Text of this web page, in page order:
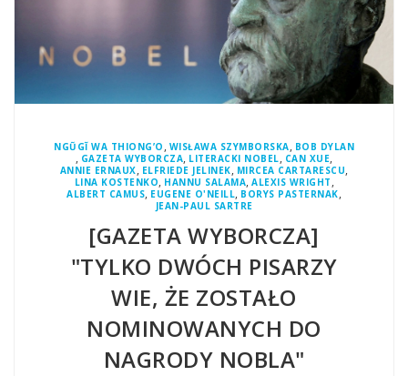
NGŨGĨ WA THIONG’O , WISŁAWA SZYMBORSKA, BOB DYLAN
, GAZETA WYBORCZA, LITERACKI NOBEL, CAN XUE,
ANNIE ERNAUX, ELFRIEDE JELINEK, MIRCEA CARTARESCU,
LINA KOSTENKO, HANNU SALAMA, ALEXIS WRIGHT ,
ALBERT CAMUS, EUGENE O'NEILL, BORYS PASTERNAK,
JEAN-PAUL SARTRE
[GAZETA WYBORCZA]
"TYLKO DWÓCH PISARZY
WIE, ŻE ZOSTAŁO
NOMINOWANYCH DO
NAGRODY NOBLA"